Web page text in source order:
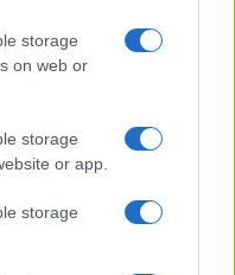
storage
on web or
storage
or app.
storage